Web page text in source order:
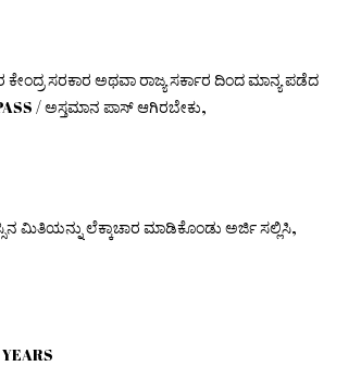
ಸರಕಾರ ಅಥವಾ ರಾಜ್ಯ ಸರ್ಕಾರ ದಿಂದ ಮಾನ್ಯ ಪಡೆದ
/ ಅಸ್ತಮಾನ ಪಾಸ್ ಆಗಿರಬೇಕು,
ಮಿತಿಯನ್ನು ಲೆಕ್ಕಾಚಾರ ಮಾಡಿಕೊಂಡು ಅರ್ಜಿ ಸಲ್ಲಿಸಿ,